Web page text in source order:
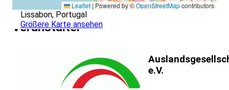
Leaflet | Powered by ©OpenStreetMapcontributors
Lissabon, Portugal
Größere Karte ansehen
Veranstalter
e.V.